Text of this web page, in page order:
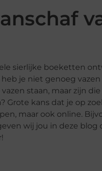
sierlijke boeketten
je niet genoeg
staan, maar zijn
kans dat je op
maar ook online.
wij jou in deze blog